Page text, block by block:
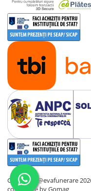
Copyright @evafunerare
commerce by Gomag